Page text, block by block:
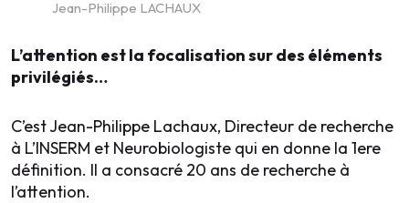
Jean-Philippe LACHAUX
L’attention est la focalisation sur des éléments
privilégiés…
C’est Jean-Philippe Lachaux, Directeur de recherche
à L’INSERM et Neurobiologiste qui en donne la 1ere
définition. Il a consacré 20 ans de recherche à
l’attention.